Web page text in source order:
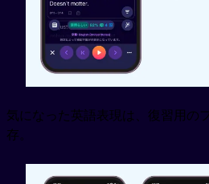
気になった英語表現は、復習用の
存。